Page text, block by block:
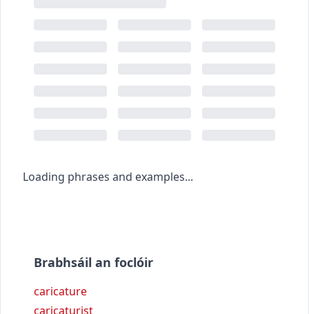
Loading phrases and examples...
Brabhsáil an foclóir
caricature
caricaturist